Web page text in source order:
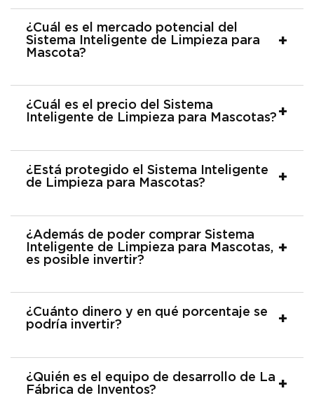
¿Cuál es el mercado potencial del
Sistema Inteligente de Limpieza para
Mascota?
¿Cuál es el precio del Sistema
Inteligente de Limpieza para Mascotas?
¿Está protegido el Sistema Inteligente
de Limpieza para Mascotas?
¿Además de poder comprar Sistema
Inteligente de Limpieza para Mascotas,
es posible invertir?
¿Cuánto dinero y en qué porcentaje se
podría invertir?
¿Quién es el equipo de desarrollo de La
Fábrica de Inventos?